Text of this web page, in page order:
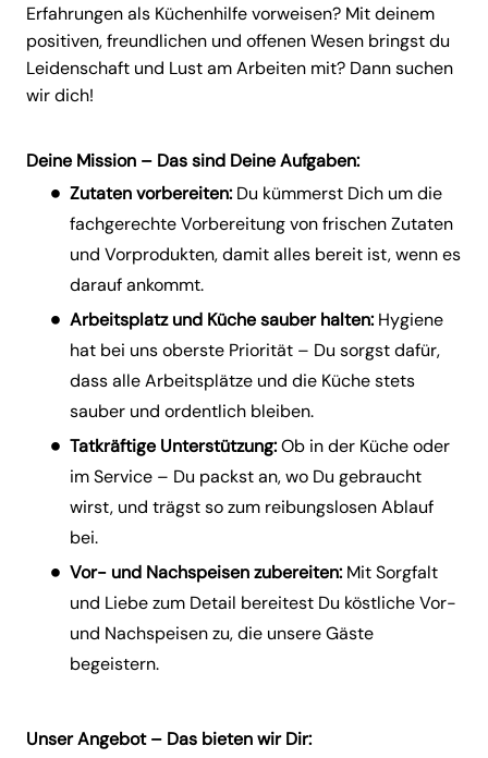
Erfahrungen als Küchenhilfe vorweisen? Mit deinem
positiven, freundlichen und offenen Wesen bringst du
Leidenschaft und Lust am Arbeiten mit? Dann suchen
wir dich!
Deine Mission – Das sind Deine Aufgaben:
Zutaten vorbereiten: Du kümmerst Dich um die
fachgerechte Vorbereitung von frischen Zutaten
und Vorprodukten, damit alles bereit ist, wenn es
darauf ankommt.
Arbeitsplatz und Küche sauber halten: Hygiene
hat bei uns oberste Priorität – Du sorgst dafür,
dass alle Arbeitsplätze und die Küche stets
sauber und ordentlich bleiben.
Tatkräftige Unterstützung:Ob in der Küche oder
im Service – Du packst an, wo Du gebraucht
wirst, und trägst so zum reibungslosen Ablauf
bei.
Vor- und Nachspeisen zubereiten: Mit Sorgfalt
und Liebe zum Detail bereitest Du köstliche Vor-
und Nachspeisen zu, die unsere Gäste
begeistern.
Unser Angebot – Das bieten wir Dir: